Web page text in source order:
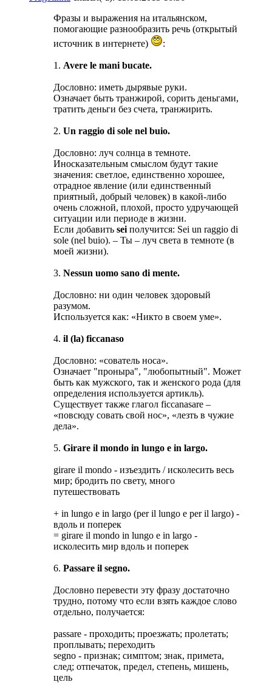
Фразы и выражения на итальянском,
помогающие разнообразить речь (открытый
источник в интернете)
:
1. Avere le mani bucate.
Дословно: иметь дырявые руки.
Означает быть транжирой, сорить деньгами,
тратить деньги без счета, транжирить.
2. Un raggio di sole nel buio.
Дословно: луч солнца в темноте.
Иносказательным смыслом будут такие
значения: светлое, единственно хорошее,
отрадное явление (или единственный
приятный, добрый человек) в какой-либо
очень сложной, плохой, просто удручающей
ситуации или периоде в жизни.
Если добавить sei получится: Sei un raggio di
sole (nel buio). – Ты – луч света в темноте (в
моей жизни).
3. Nessun uomo sano di mente.
Дословно: ни один человек здоровый
разумом.
Используется как: «Никто в своем уме».
4. il (la) ficcanaso
Дословно: «сователь носа».
Означает "проныра", "любопытный". Может
быть как мужского, так и женского рода (для
определения используется артикль).
Существует также глагол ficcanasare –
«повсюду совать свой нос», «лезть в чужие
дела».
5. Girare il mondo in lungo e in largo.
girare il mondo - изъездить / исколесить весь
мир; бродить по свету, много
путешествовать
+ in lungo e in largo (per il lungo e per il largo) -
вдоль и поперек
= girare il mondo in lungo e in largo -
исколесить мир вдоль и поперек
6. Passare il segno.
Дословно перевести эту фразу достаточно
трудно, потому что если взять каждое слово
отдельно, получается:
passare - проходить; проезжать; пролетать;
проплывать; переходить
segno - признак; симптом; знак, примета,
след; отпечаток, предел, степень, мишень,
цель